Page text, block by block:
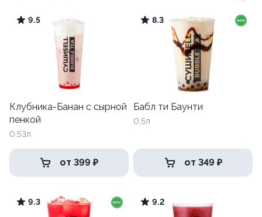
9.5
Клубника-Банан с сырной
пенкой
0,53л
от 399 ₽
8.3
Бабл ти Баунти
0,5л
от 349 ₽
9.3 9.2